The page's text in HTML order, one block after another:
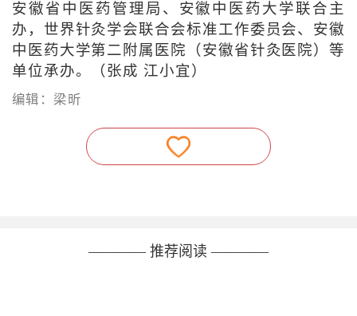
安徽省中医药管理局、安徽中医药大学联合主
办，世界针灸学会联合会标准工作委员会、安徽
中医药大学第二附属医院（安徽省针灸医院）等
单位承办。（张成 江小宜）
编辑：梁昕
———— 推荐阅读 ————